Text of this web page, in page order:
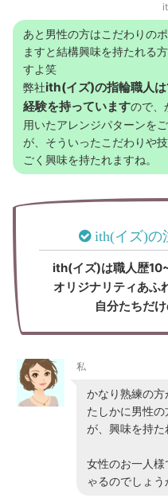
あと男性の方はこだわりの
ますと結構興味を持たれる
すよ笑
弊社ith(イズ)の指輪職人
経験を持っていますので、
用いたアレンジパターンを
が、そういったこだわりや
ごく興味を持たれますね。
ith(イズ)
ith(イズ)は職人歴
オリジナリティあふ
自分たちだ
私
かなり熟練の
たしかに男性
が、興味を持た
女性のお一人
ゃるのでしょう